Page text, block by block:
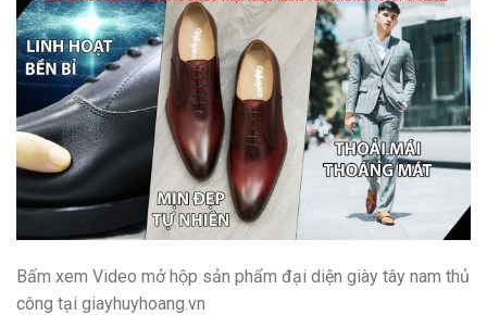
Bấm xem Video mở hộp sản phẩm đại diện giày tây nam thủ
công tại giayhuyhoang.vn